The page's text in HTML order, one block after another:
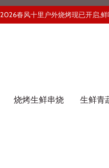
2026春风十里户外烧烤现已开启,
烧烤生鲜串烧 生鲜青